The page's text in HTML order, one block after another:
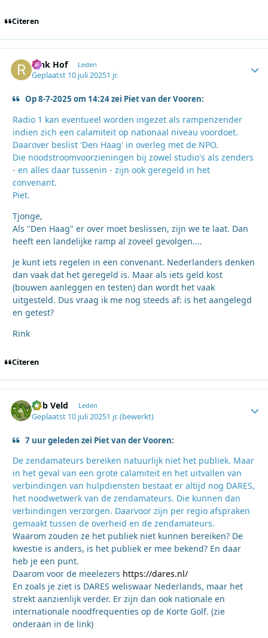
Citeren
Rink Hof Leden
Geplaatst 10 juli 20251 jr.
Op 8-7-2025 om 14:24 zei Piet van der Vooren:
Radio 1 kan eventueel worden ingezet als rampenzender
indien zich een calamiteit op nationaal niveau voordoet.
Daarover beslist 'Den Haag' in overleg met de NPO.
Die noodstroomvoorzieningen bij zowel studio's als zenders
- en alles daar tussenin - zijn ook geregeld in het
convenant.
Piet.
Tjonge,
Als "Den Haag" er over moet beslissen, zijn we te laat. Dan
heeft een landelijke ramp al zoveel gevolgen....
Je kunt iets regelen in een convenant. Nederlanders denken
dan vaak dat het geregeld is. Maar als iets geld kost
(bouwen aanleggen en testen) dan wordt het vaak
uitgesteld. Dus vraag ik me nog steeds af: is het aangelegd
en getest?
Rink
Citeren
Rob Veld Leden
Geplaatst 10 juli 20251 jr.(bewerkt)
7 uur geleden zei Piet van der Vooren:
De zendamateurs bereiken natuurlijk niet het publiek. Maar
in het geval van een grote calamiteit en het uitvallen van
verbindingen van hulpdiensten bestaat er altijd nog DARES,
het noodwetwerk van de zendamateurs. Die kunnen dan
verbindingen verzorgen. Daarvoor zijn per regio afspraken
gemaakt tussen de overheid en de zendamateurs.
Waarom zouden ze het publiek niet kunnen bereiken? De
kwestie is anders, is het publiek er mee bekend? En daar
heb je een punt.
Daarom voor de meelezers https://dares.nl/
En zoals je ziet is DARES weliswaar Nederlands, maar het
strekt aanzienlijk verder. Er zijn dan ook nationale en
internationale noodfrequenties op de Korte Golf. (zie
onderaan in de link)